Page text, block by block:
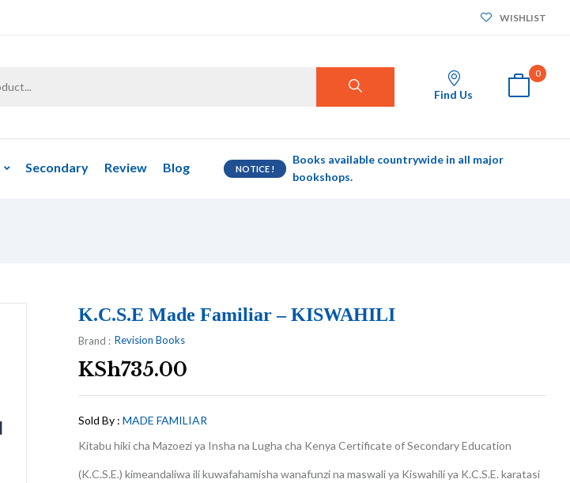
WISHLIST
Find Us
0
Secondary Review Blog NOTICE !
Books available countrywide in all major
bookshops.
K.C.S.E Made Familiar – KISWAHILI
Brand : Revision Books
KSh735.00
Sold By : MADE FAMILIAR
Kitabu hiki cha Mazoezi ya Insha na Lugha cha Kenya Certificate of Secondary Education
(K.C.S.E.) kimeandaliwa ili kuwafahamisha wanafunzi na maswali ya Kiswahili ya K.C.S.E. karatasi